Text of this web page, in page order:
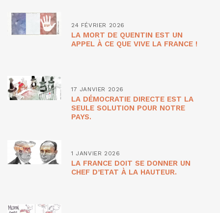
24 FÉVRIER 2026
LA MORT DE QUENTIN EST UN
APPEL À CE QUE VIVE LA FRANCE !
17 JANVIER 2026
LA DÉMOCRATIE DIRECTE EST LA
SEULE SOLUTION POUR NOTRE
PAYS.
1 JANVIER 2026
LA FRANCE DOIT SE DONNER UN
CHEF D’ETAT À LA HAUTEUR.